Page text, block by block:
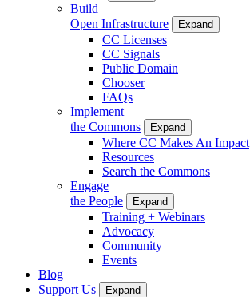
Build
Open Infrastructure
Expand
CC Licenses
CC Signals
Public Domain
Chooser
FAQs
Implement
the Commons
Expand
Where CC Makes An Impact
Resources
Search the Commons
Engage
the People
Expand
Training + Webinars
Advocacy
Community
Events
Blog
Support Us
Expand